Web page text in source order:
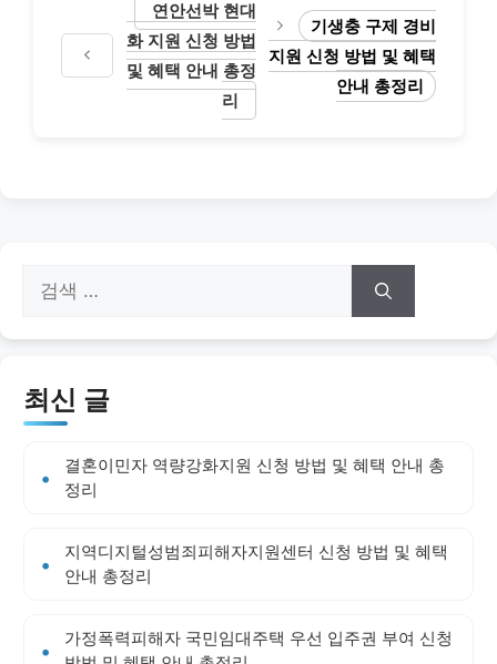
연안선박 현대
화 지원 신청 방법
및 혜택 안내 총정
리
기생충 구제 경비
지원 신청 방법 및 혜택
안내 총정리
최신 글
결혼이민자 역량강화지원 신청 방법 및 혜택 안내 총
정리
지역디지털성범죄피해자지원센터 신청 방법 및 혜택
안내 총정리
가정폭력피해자 국민임대주택 우선 입주권 부여 신청